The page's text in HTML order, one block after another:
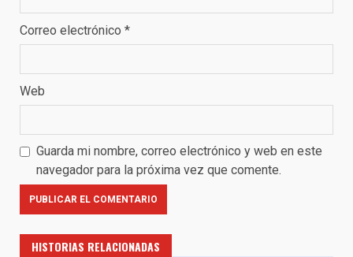
Correo electrónico *
Web
Guarda mi nombre, correo electrónico y web en este
navegador para la próxima vez que comente.
HISTORIAS RELACIONADAS